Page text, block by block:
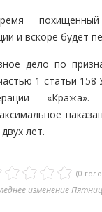
и вскоре будет
дело по
1 статьи 158
«Кража».
лет.
(0
изменение